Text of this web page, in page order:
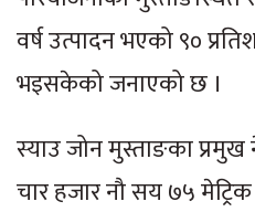
वर्ष उत्पादन भएको ९०
भइसकेको जनाएको छ ।
स्याउ जोन मुस्ताङका प्रमुख
चार हजार नौ सय ७५